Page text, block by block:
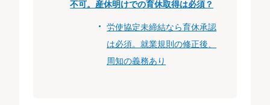
不可。産休明けでの育休取得は必須？
労使協定未締結なら育休承認
は必須。就業規則の修正後、
周知の義務あり